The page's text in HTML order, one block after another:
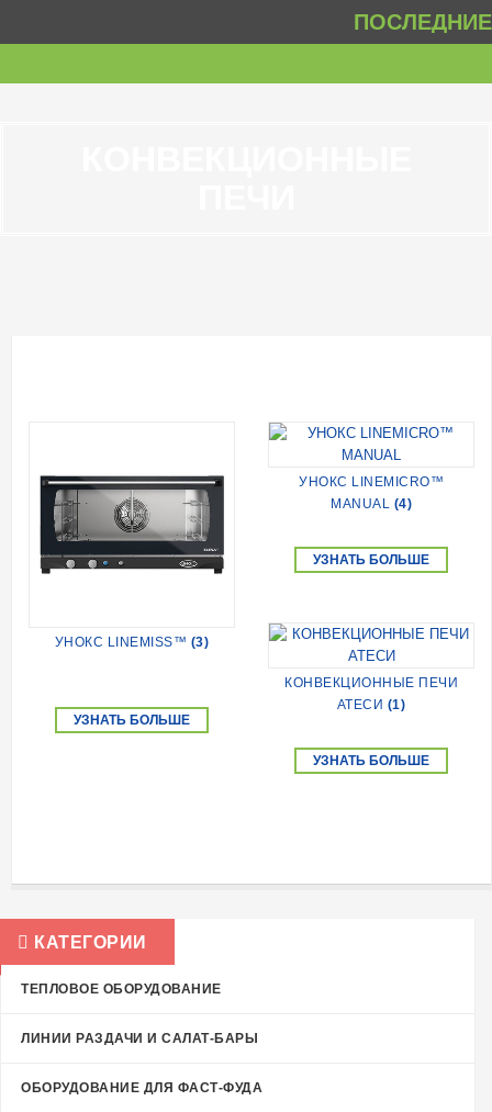
УНОКС LINEMISS™ (3)
УЗНАТЬ БОЛЬШЕ
УНОКС LINEMICRO™
MANUAL (4)
УЗНАТЬ БОЛЬШЕ
КОНВЕКЦИОННЫЕ ПЕЧИ
АТЕСИ (1)
УЗНАТЬ БОЛЬШЕ
КАТЕГОРИИ
ТЕПЛОВОЕ ОБОРУДОВАНИЕ
ЛИНИИ РАЗДАЧИ И САЛАТ-БАРЫ
ОБОРУДОВАНИЕ ДЛЯ ФАСТ-ФУДА